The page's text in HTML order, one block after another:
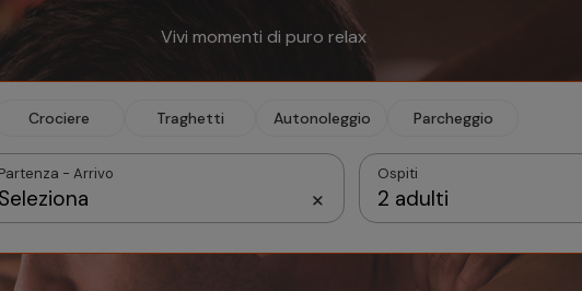
Vivi momenti di puro relax
Crociere Traghetti Autonoleggio Parcheggio
Partenza - Arrivo
Seleziona
Settembre 2026
Ospiti
2 adulti
Camera 1